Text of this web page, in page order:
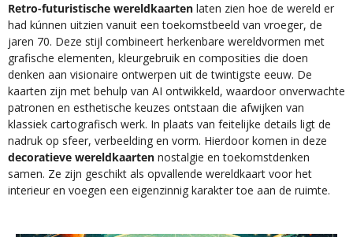
Retro-futuristische wereldkaarten laten zien hoe de wereld er
had kúnnen uitzien vanuit een toekomstbeeld van vroeger, de
jaren 70. Deze stijl combineert herkenbare wereldvormen met
grafische elementen, kleurgebruik en composities die doen
denken aan visionaire ontwerpen uit de twintigste eeuw. De
kaarten zijn met behulp van AI ontwikkeld, waardoor onverwachte
patronen en esthetische keuzes ontstaan die afwijken van
klassiek cartografisch werk. In plaats van feitelijke details ligt de
nadruk op sfeer, verbeelding en vorm. Hierdoor komen in deze
decoratieve wereldkaarten nostalgie en toekomstdenken
samen. Ze zijn geschikt als opvallende wereldkaart voor het
interieur en voegen een eigenzinnig karakter toe aan de ruimte.